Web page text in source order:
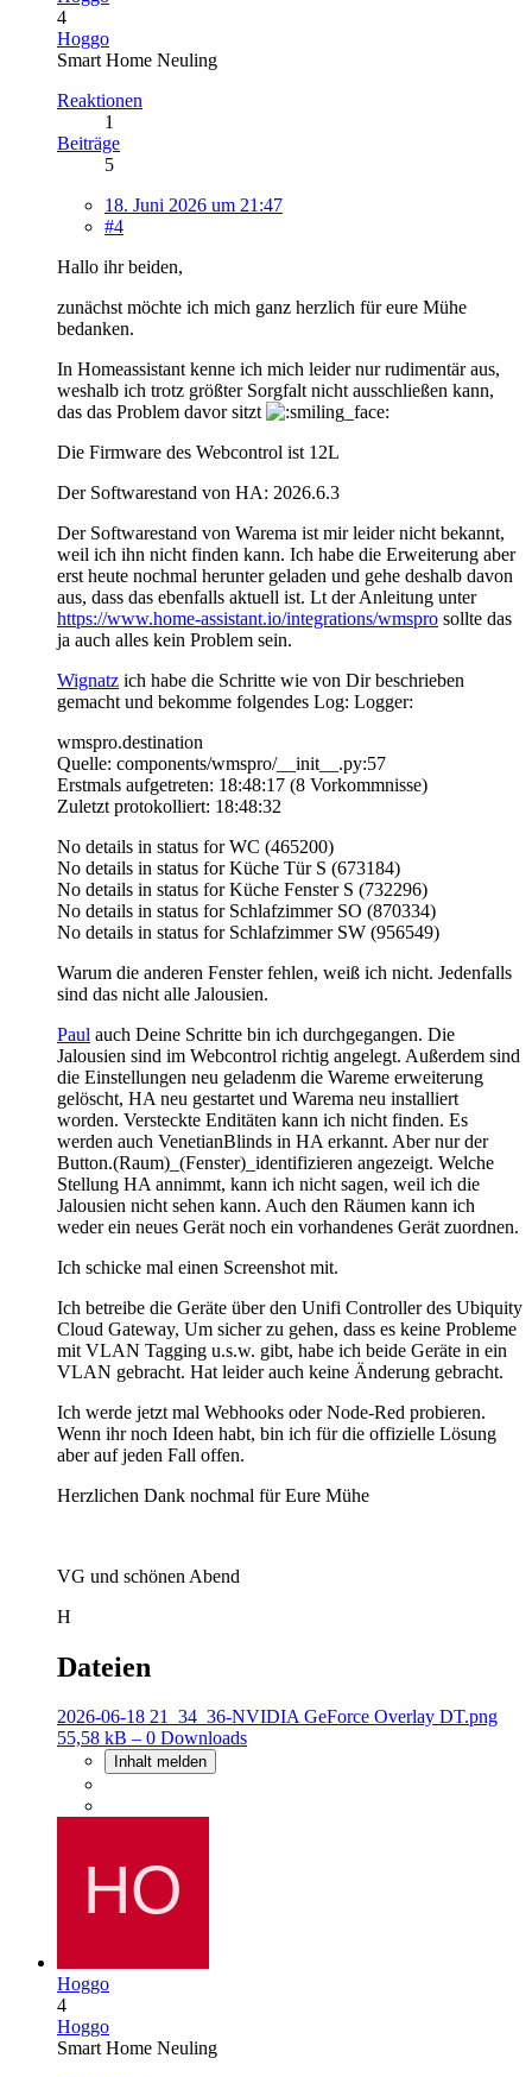
4
Hoggo
Smart Home Neuling
Reaktionen
1
Beiträge
5
18. Juni 2026 um 21:47
#4
Hallo ihr beiden,
zunächst möchte ich mich ganz herzlich für eure Mühe
bedanken.
In Homeassistant kenne ich mich leider nur rudimentär aus,
weshalb ich trotz größter Sorgfalt nicht ausschließen kann,
das das Problem davor sitzt
Die Firmware des Webcontrol ist 12L
Der Softwarestand von HA: 2026.6.3
Der Softwarestand von Warema ist mir leider nicht bekannt,
weil ich ihn nicht finden kann. Ich habe die Erweiterung aber
erst heute nochmal herunter geladen und gehe deshalb davon
aus, dass das ebenfalls aktuell ist. Lt der Anleitung unter
https://www.home-assistant.io/integrations/wmspro sollte das
ja auch alles kein Problem sein.
Wignatz ich habe die Schritte wie von Dir beschrieben
gemacht und bekomme folgendes Log: Logger:
wmspro.destination
Quelle: components/wmspro/__init__.py:57
Erstmals aufgetreten: 18:48:17 (8 Vorkommnisse)
Zuletzt protokolliert: 18:48:32
No details in status for WC (465200)
No details in status for Küche Tür S (673184)
No details in status for Küche Fenster S (732296)
No details in status for Schlafzimmer SO (870334)
No details in status for Schlafzimmer SW (956549)
Warum die anderen Fenster fehlen, weiß ich nicht. Jedenfalls
sind das nicht alle Jalousien.
Paul auch Deine Schritte bin ich durchgegangen. Die
Jalousien sind im Webcontrol richtig angelegt. Außerdem sind
die Einstellungen neu geladenm die Wareme erweiterung
gelöscht, HA neu gestartet und Warema neu installiert
worden. Versteckte Enditäten kann ich nicht finden. Es
werden auch VenetianBlinds in HA erkannt. Aber nur der
Button.(Raum)_(Fenster)_identifizieren angezeigt. Welche
Stellung HA annimmt, kann ich nicht sagen, weil ich die
Jalousien nicht sehen kann. Auch den Räumen kann ich
weder ein neues Gerät noch ein vorhandenes Gerät zuordnen.
Ich schicke mal einen Screenshot mit.
Ich betreibe die Geräte über den Unifi Controller des Ubiquity
Cloud Gateway, Um sicher zu gehen, dass es keine Probleme
mit VLAN Tagging u.s.w. gibt, habe ich beide Geräte in ein
VLAN gebracht. Hat leider auch keine Änderung gebracht.
Ich werde jetzt mal Webhooks oder Node-Red probieren.
Wenn ihr noch Ideen habt, bin ich für die offizielle Lösung
aber auf jeden Fall offen.
Herzlichen Dank nochmal für Eure Mühe
VG und schönen Abend
H
Dateien
2026-06-18 21_34_36-NVIDIA GeForce Overlay DT.png
55,58 kB – 0 Downloads
Inhalt melden
Hoggo
4
Hoggo
Smart Home Neuling